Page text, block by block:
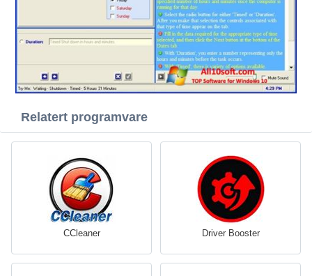
Relatert programvare
CCleaner Driver Booster